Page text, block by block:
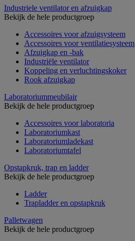
Industriele ventilator en afzuigkap
Bekijk de hele productgroep
Accessoires voor afzuigsysteem
Accessoires voor ventilatiesysteem
Afzuigkap en -bak
Industriële ventilator
Koppeling en verluchtingskoker
Rook afzuigkap
Laboratoriummeubilair
Bekijk de hele productgroep
Accessoires voor laboratoria
Laboratoriumkast
Laboratoriumladekast
Laboratoriumtafel
Opstapkruk, trap en ladder
Bekijk de hele productgroep
Ladder
Trapladder en opstapkruk
Palletwagen
Bekijk de hele productgroep